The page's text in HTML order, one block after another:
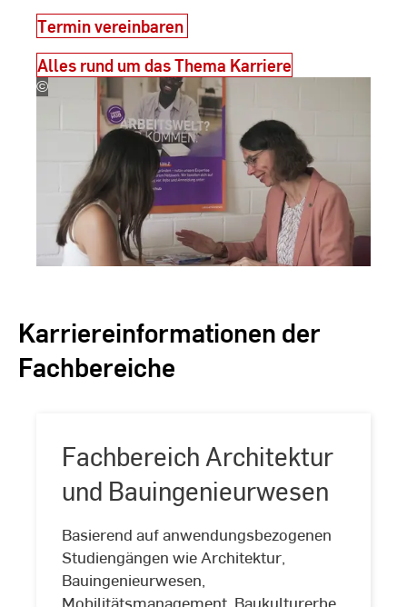
Termin vereinbaren
Alles rund um das Thema Karriere
©
LehrLernZentrum
Hochschule
RheinMain
Karriereinformationen der
Fachbereiche
Fachbereich Architektur
und Bauingenieurwesen
Basierend auf anwendungsbezogenen
Studiengängen wie Architektur,
Bauingenieurwesen,
Mobilitätsmanagement, Baukulturerbe